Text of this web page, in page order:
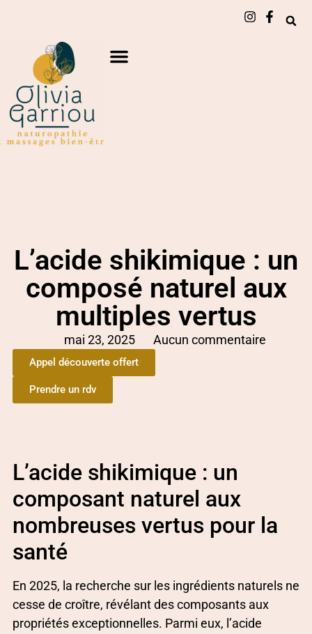
L’acide shikimique : un
composé naturel aux
multiples vertus
mai 23, 2025 Aucun commentaire
Appel découverte offert
Prendre un rdv
L’acide shikimique : un
composant naturel aux
nombreuses vertus pour la
santé
En 2025, la recherche sur les ingrédients naturels ne
cesse de croître, révélant des composants aux
propriétés exceptionnelles. Parmi eux, l’acide